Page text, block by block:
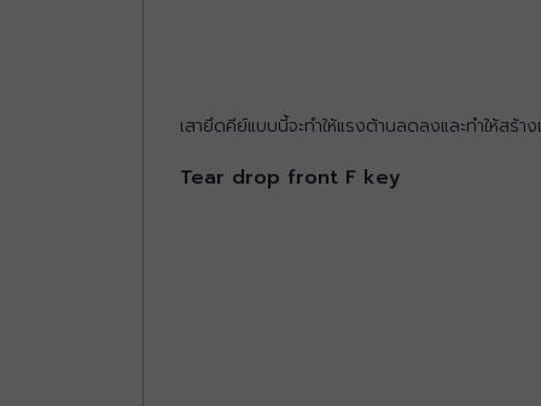
เสายึดคีย์แบบนี้จะทำให้แรงต้านลดลงและทำให้สร้า
Tear drop front F key